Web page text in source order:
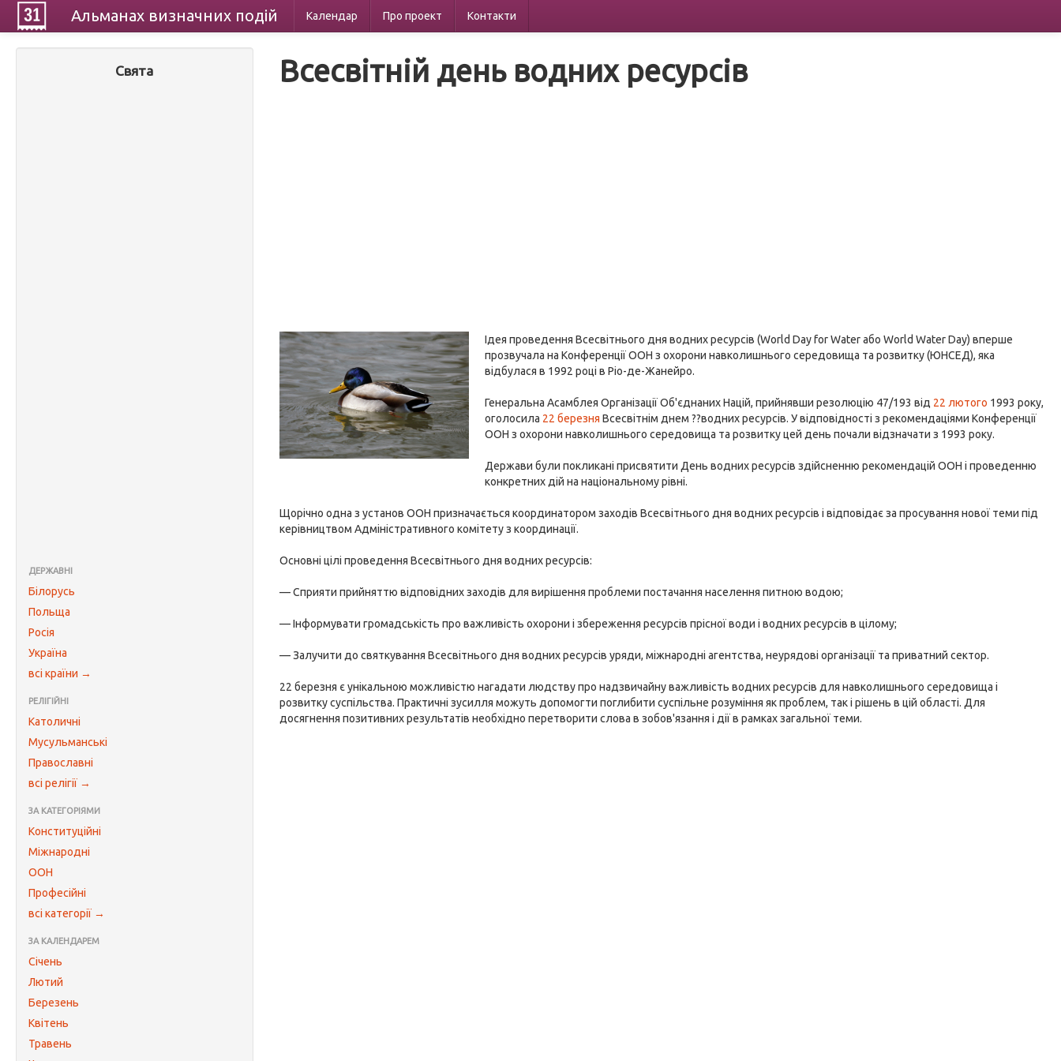
Альманах визначних подій Календар Про проект Контакти
Свята
ДЕРЖАВНІ
Білорусь
Польща
Росія
Україна
всі країни →
РЕЛІГІЙНІ
Католичні
Мусульманські
Православні
всі релігії →
ЗА КАТЕГОРІЯМИ
Конституційні
Міжнародні
ООН
Професійні
всі категорії →
ЗА КАЛЕНДАРЕМ
Січень
Лютий
Березень
Квітень
Травень
Всесвітній день водних ресурсів
Ідея проведення Всесвітнього дня водних ресурсів (World Day for Water або World Water Day) вперше
прозвучала на Конференції ООН з охорони навколишнього середовища та розвитку (ЮНСЕД), яка
відбулася в 1992 році в Ріо-де-Жанейро.
Генеральна Асамблея Організації Об'єднаних Націй, прийнявши резолюцію 47/193 від 22 лютого 1993 року,
оголосила 22 березня Всесвітнім днем ??водних ресурсів. У відповідності з рекомендаціями Конференції
ООН з охорони навколишнього середовища та розвитку цей день почали відзначати з 1993 року.
Держави були покликані присвятити День водних ресурсів здійсненню рекомендацій ООН і проведенню
конкретних дій на національному рівні.
Щорічно одна з установ ООН призначається координатором заходів Всесвітнього дня водних ресурсів і відповідає за просування нової теми під
керівництвом Адміністративного комітету з координації.
Основні цілі проведення Всесвітнього дня водних ресурсів:
— Сприяти прийняттю відповідних заходів для вирішення проблеми постачання населення питною водою;
— Інформувати громадськість про важливість охорони і збереження ресурсів прісної води і водних ресурсів в цілому;
— Залучити до святкування Всесвітнього дня водних ресурсів уряди, міжнародні агентства, неурядові організації та приватний сектор.
22 березня є унікальною можливістю нагадати людству про надзвичайну важливість водних ресурсів для навколишнього середовища і
розвитку суспільства. Практичні зусилля можуть допомогти поглибити суспільне розуміння як проблем, так і рішень в цій області. Для
досягнення позитивних результатів необхідно перетворити слова в зобов'язання і дії в рамках загальної теми.